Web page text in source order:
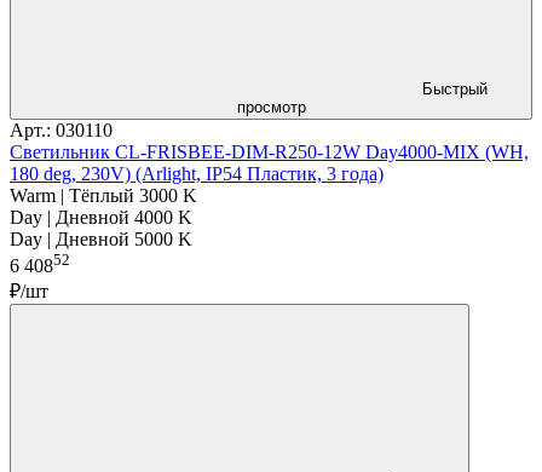
Быстрый
просмотр
Арт.: 030110
Светильник CL-FRISBEE-DIM-R250-12W Day4000-MIX (WH,
180 deg, 230V) (Arlight, IP54 Пластик, 3 года)
Warm | Тёплый 3000 K
Day | Дневной 4000 K
Day | Дневной 5000 K
6 40852
₽/шт